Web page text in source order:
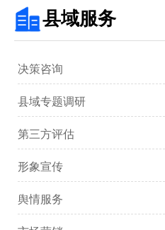
县域服务
决策咨询
县域专题调研
第三方评估
形象宣传
舆情服务